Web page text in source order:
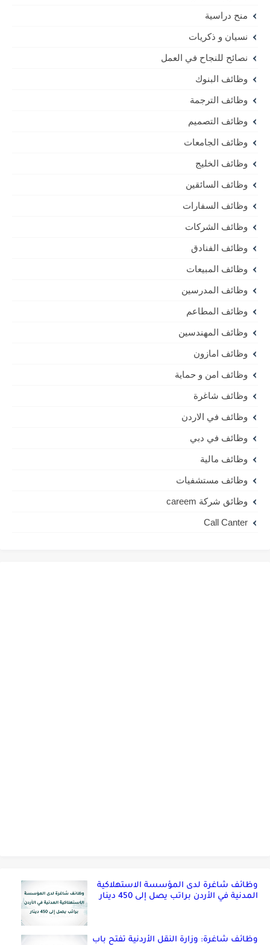
منح دراسية
نسيان و ذكريات
نصائح للنجاح في العمل
وظائف البنوك
وظائف الترجمة
وظائف التصميم
وظائف الجامعات
وظائف الخليج
وظائف السائقين
وظائف السفارات
وظائف الشركات
وظائف الفنادق
وظائف المبيعات
وظائف المدرسين
وظائف المطاعم
وظائف المهندسين
وظائف امازون
وظائف امن و حماية
وظائف شاغرة
وظائف في الاردن
وظائف في دبي
وظائف مالية
وظائف مستشفيات
وظائق شركة careem
Call Canter
وظائف شاغرة لدى المؤسسة الاستهلاكية
المدنية في الأردن براتب يصل إلى 450 دينار
وظائف شاغرة: وزارة النقل الأردنية تفتح باب